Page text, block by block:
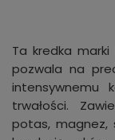
Ta kredka marki
pozwala na
intensywnemu
trwałości.
potas, magnez,